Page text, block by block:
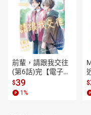
前輩，請跟我交往
(第6話)完【電子
書】
$39
1 %
$